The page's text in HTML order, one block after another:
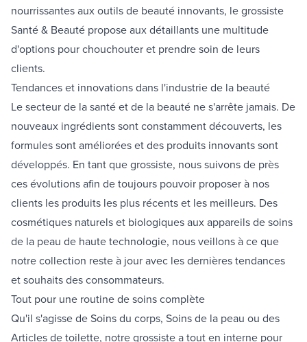
nourrissantes aux outils de beauté innovants, le grossiste
Santé & Beauté propose aux détaillants une multitude
d'options pour chouchouter et prendre soin de leurs
clients.
Tendances et innovations dans l'industrie de la beauté
Le secteur de la santé et de la beauté ne s'arrête jamais. De
nouveaux ingrédients sont constamment découverts, les
formules sont améliorées et des produits innovants sont
développés. En tant que grossiste, nous suivons de près
ces évolutions afin de toujours pouvoir proposer à nos
clients les produits les plus récents et les meilleurs. Des
cosmétiques naturels et biologiques aux appareils de soins
de la peau de haute technologie, nous veillons à ce que
notre collection reste à jour avec les dernières tendances
et souhaits des consommateurs.
Tout pour une routine de soins complète
Qu'il s'agisse deSoins du corps, Soins de la peau ou des
Articles de toilette, notre grossiste a tout en interne pour